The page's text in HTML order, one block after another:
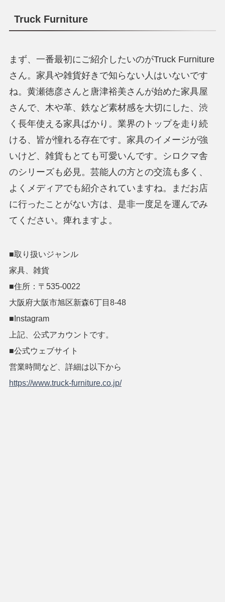
Truck Furniture
まず、一番最初にご紹介したいのがTruck Furniture
さん。家具や雑貨好きで知らない人はいないです
ね。黄瀬徳彦さんと唐津裕美さんが始めた家具屋
さんで、木や革、鉄など素材感を大切にした、渋
く長年使える家具ばかり。業界のトップを走り続
ける、皆が憧れる存在です。家具のイメージが強
いけど、雑貨もとても可愛いんです。シロクマ舎
のシリーズも必見。芸能人の方との交流も多く、
よくメディアでも紹介されていますね。まだお店
に行ったことがない方は、是非一度足を運んでみ
てください。痺れますよ。
■取り扱いジャンル
家具、雑貨
■住所：〒535-0022
大阪府大阪市旭区新森6丁目8-48
■Instagram
上記、公式アカウントです。
■公式ウェブサイト
営業時間など、詳細は以下から
https://www.truck-furniture.co.jp/